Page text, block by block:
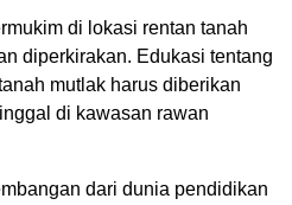
di lokasi rentan tanah
diperkirakan. Edukasi tentang
mutlak harus diberikan
di kawasan rawan
dari dunia pendidikan